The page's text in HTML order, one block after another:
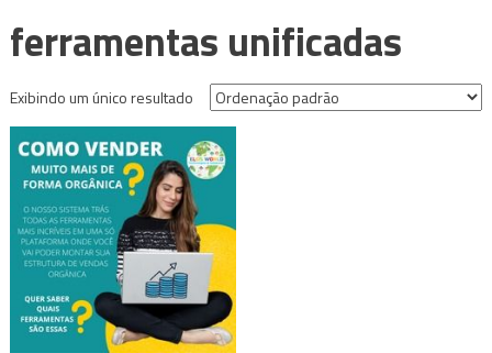
ferramentas unificadas
Exibindo um único resultado